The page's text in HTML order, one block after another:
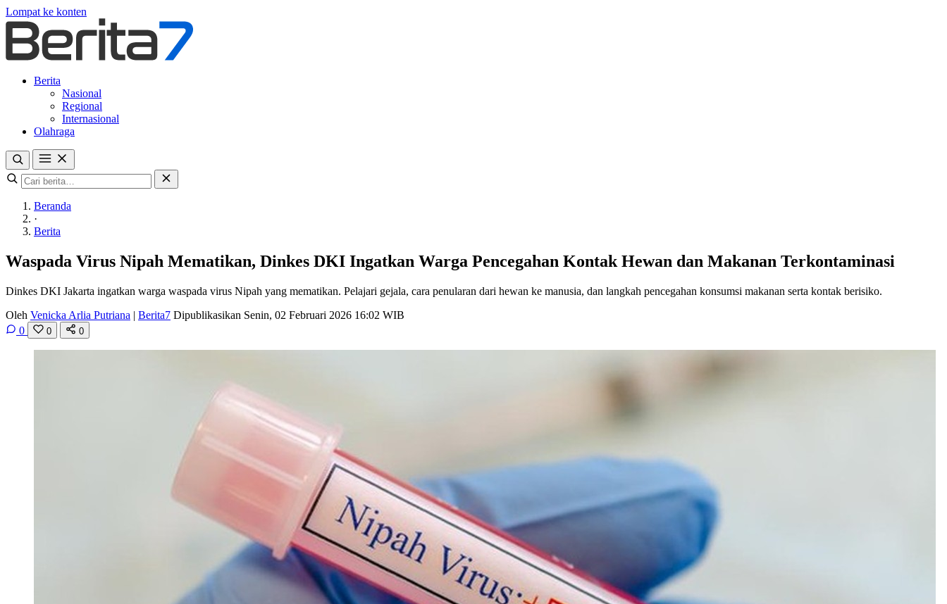
Lompat ke konten
Berita
Nasional
Regional
Internasional
Olahraga
Beranda
·
Berita
Waspada Virus Nipah Mematikan, Dinkes DKI Ingatkan Warga Pencegahan Kontak Hewan dan Makanan Terkontaminasi
Dinkes DKI Jakarta ingatkan warga waspada virus Nipah yang mematikan. Pelajari gejala, cara penularan dari hewan ke manusia, dan langkah pencegahan konsumsi makanan serta kontak berisiko.
Oleh Venicka Arlia Putriana | Berita7 Dipublikasikan Senin, 02 Februari 2026 16:02 WIB
0
0 0